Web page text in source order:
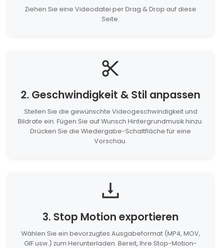
Ziehen Sie eine Videodatei per Drag & Drop auf diese
Seite.
2. Geschwindigkeit & Stil anpassen
Stellen Sie die gewünschte Videogeschwindigkeit und
Bildrate ein. Fügen Sie auf Wunsch Hintergrundmusik hinzu.
Drücken Sie die Wiedergabe-Schaltfläche für eine
Vorschau.
3. Stop Motion exportieren
Wählen Sie ein bevorzugtes Ausgabeformat (MP4, MOV,
GIF usw.) zum Herunterladen. Bereit, Ihre Stop-Motion-